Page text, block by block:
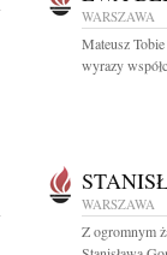
WARSZAWA
Mateusz
wyrazy
WARSZAWA
Z ogromnym